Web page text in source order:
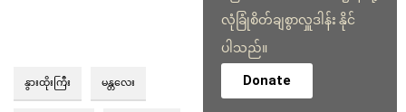
နွားထိုးကြီး မန္တလေး
လုံခြုံစိတ်ချစွာလှူဒါန်း နိုင်
ပါသည်။
Donate